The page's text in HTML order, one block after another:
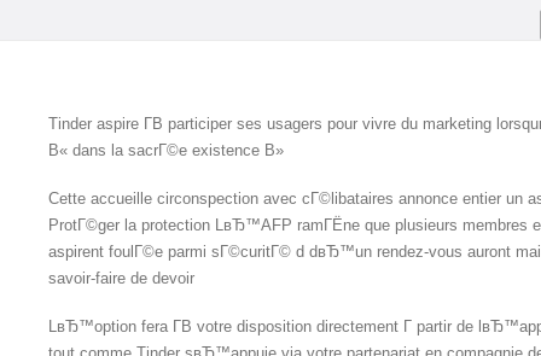
Tinder aspire Г­В participer ses usagers pour vivre du marketing
В« dans la sacrГ©e existence В»
Cette accueille circonspection avec cГ©libataires annonce entier un
ProtГ©ger la protection LвЂ™AFP ramГЁne que plusieurs membres
aspirent foulГ©e parmi sГ©curitГ© d dвЂ™un rendez-vous auront
savoir-faire de devoir
LвЂ™option fera Г­В votre disposition directement Г partir de